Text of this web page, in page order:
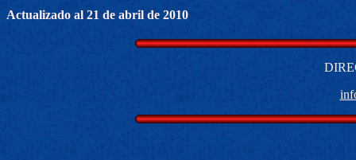
Actualizado al 21 de abril de 2010